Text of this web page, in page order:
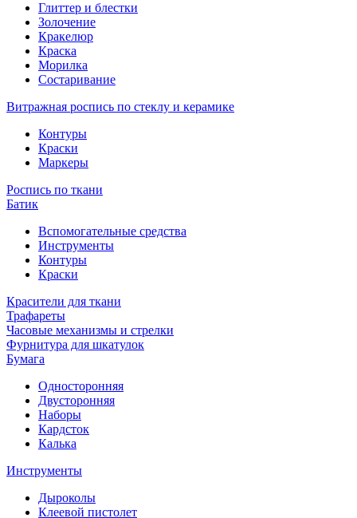
Глиттер и блестки
Золочение
Кракелюр
Краска
Морилка
Состаривание
Витражная роспись по стеклу и керамике
Контуры
Краски
Маркеры
Роспись по ткани
Батик
Вспомогательные средства
Инструменты
Контуры
Краски
Красители для ткани
Трафареты
Часовые механизмы и стрелки
Фурнитура для шкатулок
Бумага
Односторонняя
Двусторонняя
Наборы
Кардсток
Калька
Инструменты
Дыроколы
Клеевой пистолет